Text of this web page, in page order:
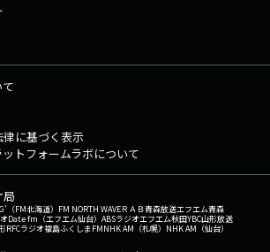
に基づく表示
トフォームラボについて
（FM北海道） FM NORTH WAVEＲＡＢ青森放送エフエム青森
Date fm（エフエム仙台） ABSラジオエフエム秋田YBC山形放送
RFCラジオ福島ふくしまFMNHK AM（札幌） NHK AM（仙台）